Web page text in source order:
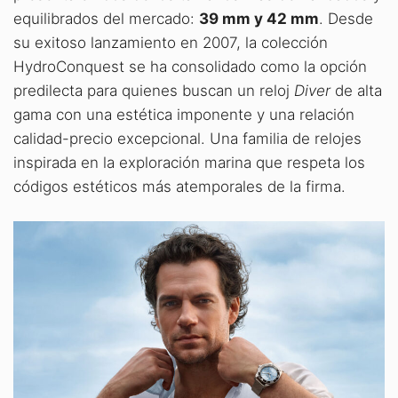
equilibrados del mercado: 39 mm y 42 mm. Desde
su exitoso lanzamiento en 2007, la colección
HydroConquest se ha consolidado como la opción
predilecta para quienes buscan un reloj Diverde alta
gama con una estética imponente y una relación
calidad-precio excepcional. Una familia de relojes
inspirada en la exploración marina que respeta los
códigos estéticos más atemporales de la firma.